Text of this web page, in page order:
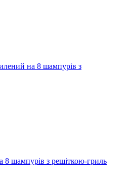
на 8 шампурів з
шампурів з решіткою-гриль